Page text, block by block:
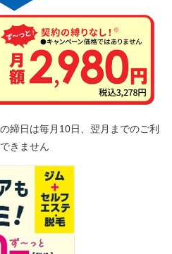
締日は毎月10日、翌月までのご利
きません